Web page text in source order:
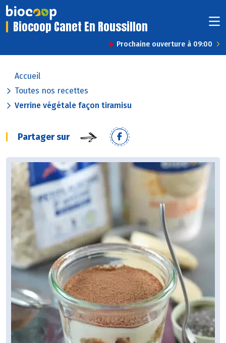
Biocoop Canet En Roussillon
Prochaine ouverture à 09:00
Accueil
Toutes nos recettes
Verrine végétale façon tiramisu
Partager sur